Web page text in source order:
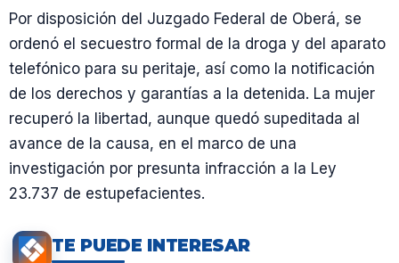
Por disposición del Juzgado Federal de Oberá, se
ordenó el secuestro formal de la droga y del aparato
telefónico para su peritaje, así como la notificación
de los derechos y garantías a la detenida. La mujer
recuperó la libertad, aunque quedó supeditada al
avance de la causa, en el marco de una
investigación por presunta infracción a la Ley
23.737 de estupefacientes.
TE PUEDE INTERESAR